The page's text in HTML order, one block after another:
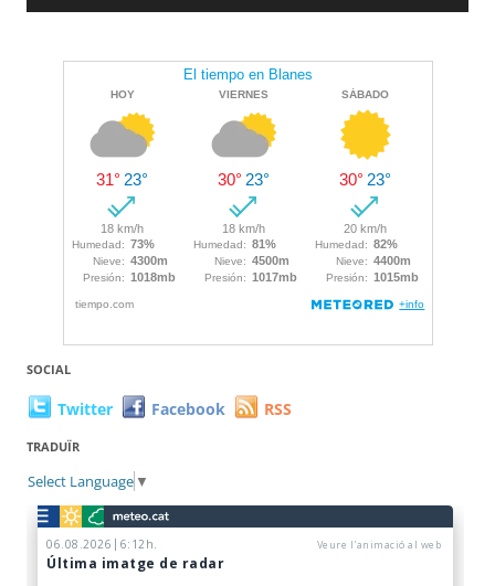
SOCIAL
Twitter Facebook RSS
TRADUÏR
Select Language ▼